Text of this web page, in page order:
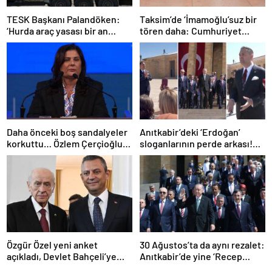
TESK Başkanı Palandöken:
‘Hurda araç yasası bir an
evvel gündeme gelmeli’
Taksim’de ‘İmamoğlu’suz bir
tören daha: Cumhuriyet
Anıtı’na çelenk bırakıldı
Daha önceki boş sandalyeler
korkuttu… Özlem Çerçioğlu
‘belediye çalışanlarını
konsere zorladı’ iddiası!
Anıtkabir’deki ‘Erdoğan’
sloganlarının perde arkası!
CHP’li Akdoğan tek tek
paylaştı: ‘Teşkilattan
geliyoruz’ dediler!
Özgür Özel yeni anket
açıkladı, Devlet Bahçeli’ye
30 Ağustos’ta da aynı rezalet:
Anıtkabir’de yine ‘Recep